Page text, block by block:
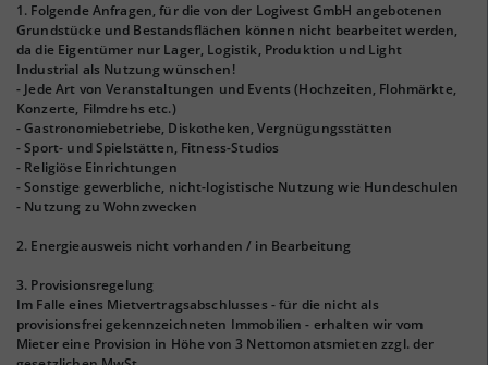
1. Folgende Anfragen, für die von der Logivest GmbH angebotenen
Grundstücke und Bestandsflächen können nicht bearbeitet werden,
da die Eigentümer nur Lager, Logistik, Produktion und Light
Industrial als Nutzung wünschen!
- Jede Art von Veranstaltungen und Events (Hochzeiten, Flohmärkte,
Konzerte, Filmdrehs etc.)
- Gastronomiebetriebe, Diskotheken, Vergnügungsstätten
- Sport- und Spielstätten, Fitness-Studios
- Religiöse Einrichtungen
- Sonstige gewerbliche, nicht-logistische Nutzung wie Hundeschulen
- Nutzung zu Wohnzwecken
2. Energieausweis nicht vorhanden / in Bearbeitung
3. Provisionsregelung
Im Falle eines Mietvertragsabschlusses - für die nicht als
provisionsfrei gekennzeichneten Immobilien - erhalten wir vom
Mieter eine Provision in Höhe von 3 Nettomonatsmieten zzgl. der